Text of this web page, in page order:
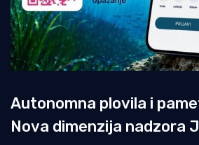
Autonomna plovila i
Nova dimenzija nadzora